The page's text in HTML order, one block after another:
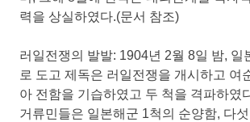
있
다.
력을 상실하였다.(문서 참조)
러일전쟁의 발발: 1904년 2월 8일 밤, 일
로 도고 제독은 러일전쟁을 개시하고 여
아 전함을 기습하였고 두 척을 격파하였
거류민들은 일본해군 1척의 순양함, 다